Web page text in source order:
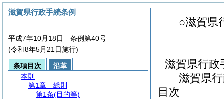
○滋賀県
滋賀県行
滋賀県
目次
滋賀県行政手続条例
平成7年10月18日 条例第40号
(令和8年5月21日施行)
条項目次
沿革
本則
第1章
総則
第1条(目的等)